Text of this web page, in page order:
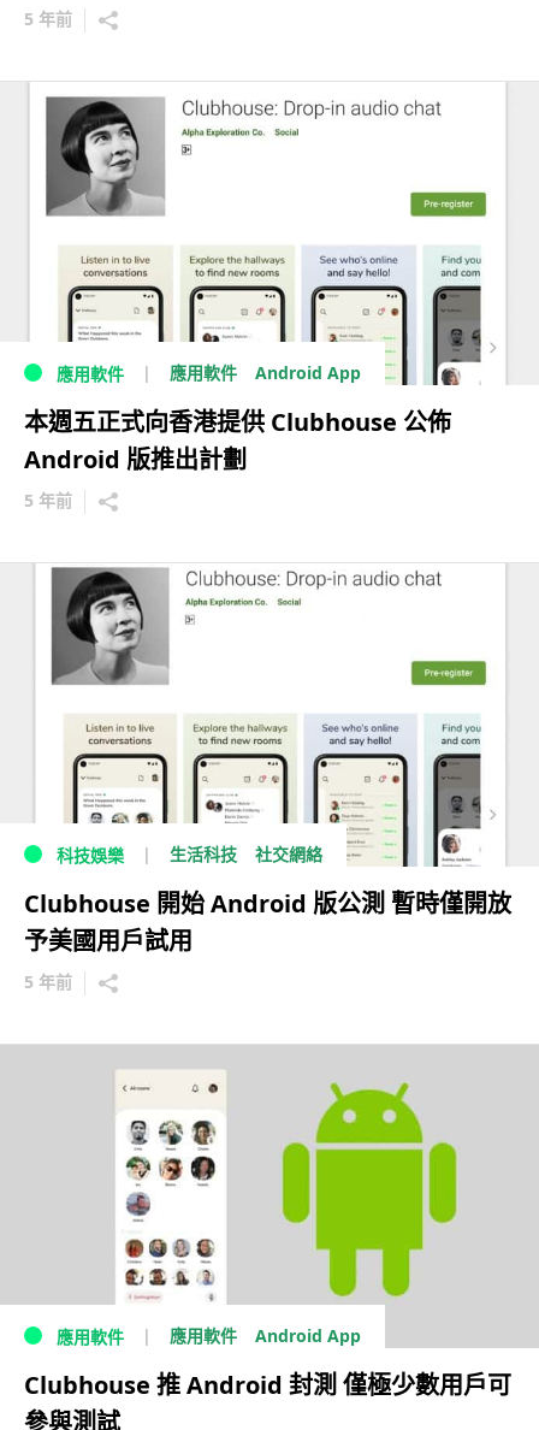
5 年前
應用軟件 應用軟件 Android App
本週五正式向香港提供 Clubhouse 公佈
Android 版推出計劃
5 年前
科技娛樂 生活科技 社交網絡
Clubhouse 開始 Android 版公測 暫時僅開放
予美國用戶試用
5 年前
應用軟件 應用軟件 Android App
Clubhouse 推 Android 封測 僅極少數用戶可
參與測試